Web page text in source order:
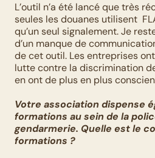
L’outil n’a été lancé que très
seules les douanes utilisent
qu’un seul signalement. Je
d’un manque de
de cet outil. Les entreprises
lutte contre la discrimination
en ont de plus en plus
Votre association dispense
formations au sein de la
gendarmerie. Quelle est le
formations ?